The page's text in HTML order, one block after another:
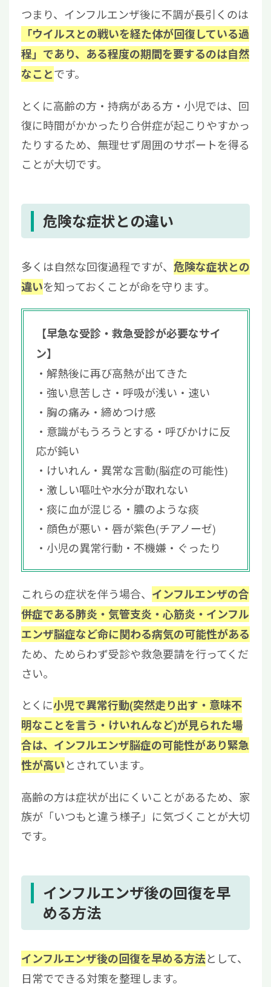
つまり、インフルエンザ後に不調が長引くのは
「ウイルスとの戦いを経た体が回復している過
程」であり、ある程度の期間を要するのは自然
なことです。
とくに高齢の方・持病がある方・小児では、回
復に時間がかかったり合併症が起こりやすかっ
たりするため、無理せず周囲のサポートを得る
ことが大切です。
危険な症状との違い
多くは自然な回復過程ですが、 危険な症状との
違いを知っておくことが命を守ります。
【早急な受診・救急受診が必要なサイ
ン】
解熱後に再び高熱が出てきた
強い息苦しさ・呼吸が浅い・速い
胸の痛み・締めつけ感
意識がもうろうとする・呼びかけに反
応が鈍い
けいれん・異常な言動(脳症の可能性)
激しい嘔吐や水分が取れない
痰に血が混じる・膿のような痰
顔色が悪い・唇が紫色(チアノーゼ)
小児の異常行動・不機嫌・ぐったり
これらの症状を伴う場合、 インフルエンザの合
併症である肺炎・気管支炎・心筋炎・インフル
エンザ脳症など命に関わる病気の可能性がある
ため、ためらわず受診や救急要請を行ってくだ
さい。
とくに小児で異常行動(突然走り出す・意味不
明なことを言う・けいれんなど)が見られた場
合は、インフルエンザ脳症の可能性があり緊急
性が高いとされています。
高齢の方は症状が出にくいことがあるため、家
族が「いつもと違う様子」に気づくことが大切
です。
インフルエンザ後の回復を早
める方法
インフルエンザ後の回復を早める方法として、
日常でできる対策を整理します。